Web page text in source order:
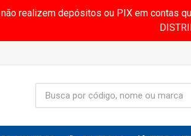
não realizem depósitos ou PIX em contas